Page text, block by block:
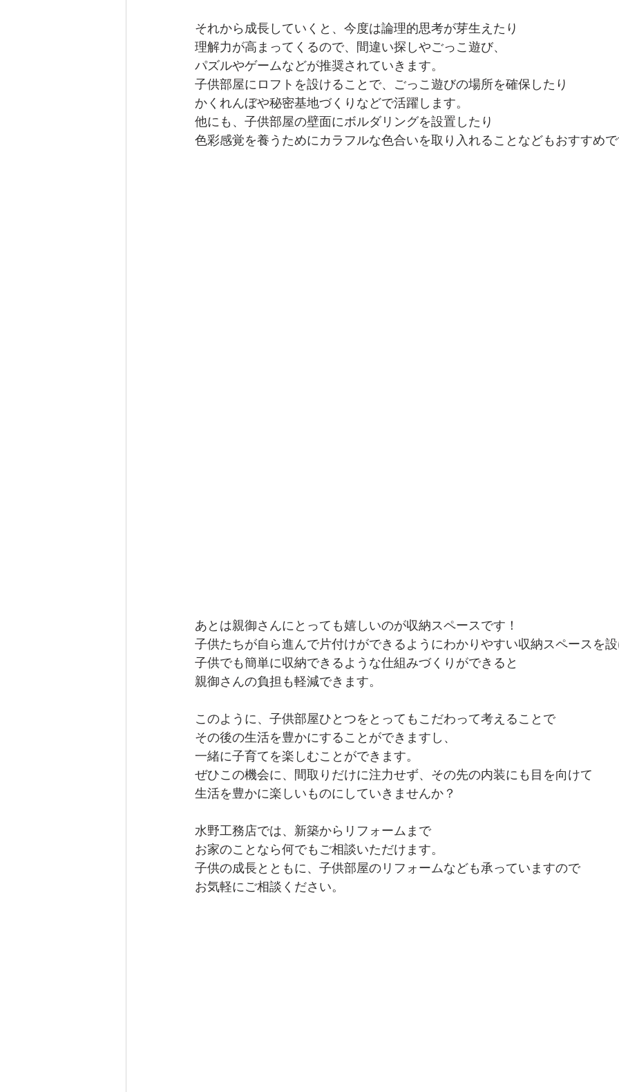
それから成長していくと、今度は論理的思考が芽生えたり
理解力が高まってくるので、間違い探しやごっこ遊び、
パズルやゲームなどが推奨されていきます。
子供部屋にロフトを設けることで、ごっこ遊びの場所を確保したり
かくれんぼや秘密基地づくりなどで活躍します。
他にも、子供部屋の壁面にボルダリングを設置したり
色彩感覚を養うためにカラフルな色合いを取り入れることなどもおすすめ
あとは親御さんにとっても嬉しいのが収納スペースです！
子供たちが自ら進んで片付けができるようにわかりやすい収納スペースを
子供でも簡単に収納できるような仕組みづくりができると
親御さんの負担も軽減できます。
このように、子供部屋ひとつをとってもこだわって考えることで
その後の生活を豊かにすることができますし、
一緒に子育てを楽しむことができます。
ぜひこの機会に、間取りだけに注力せず、その先の内装にも目を向けて
生活を豊かに楽しいものにしていきませんか？
水野工務店では、新築からリフォームまで
お家のことなら何でもご相談いただけます。
子供の成長とともに、子供部屋のリフォームなども承っていますので
お気軽にご相談ください。